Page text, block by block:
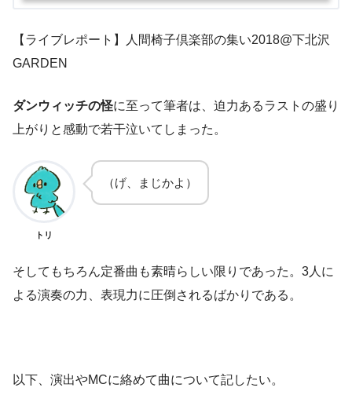
【ライブレポート】人間椅子倶楽部の集い2018@下北沢
GARDEN
ダンウィッチの怪に至って筆者は、迫力あるラストの盛り
上がりと感動で若干泣いてしまった。
トリ
（げ、まじかよ）
そしてもちろん定番曲も素晴らしい限りであった。3人に
よる演奏の力、表現力に圧倒されるばかりである。
以下、演出やMCに絡めて曲について記したい。